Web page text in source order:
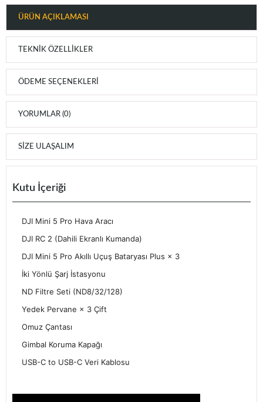
ÜRÜN AÇIKLAMASI
TEKNIK ÖZELLIKLER
ÖDEME SEÇENEKLERI
YORUMLAR (0)
SIZE ULAŞALIM
Kutu İçeriği
DJI Mini 5 Pro Hava Aracı
DJI RC 2 (Dahili Ekranlı Kumanda)
DJI Mini 5 Pro Akıllı Uçuş Bataryası Plus × 3
İki Yönlü Şarj İstasyonu
ND Filtre Seti (ND8/32/128)
Yedek Pervane × 3 Çift
Omuz Çantası
Gimbal Koruma Kapağı
USB-C to USB-C Veri Kablosu